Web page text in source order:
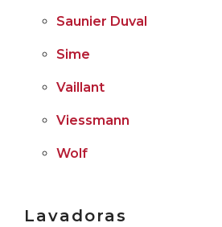
Saunier Duval
Sime
Vaillant
Viessmann
Wolf
Lavadoras